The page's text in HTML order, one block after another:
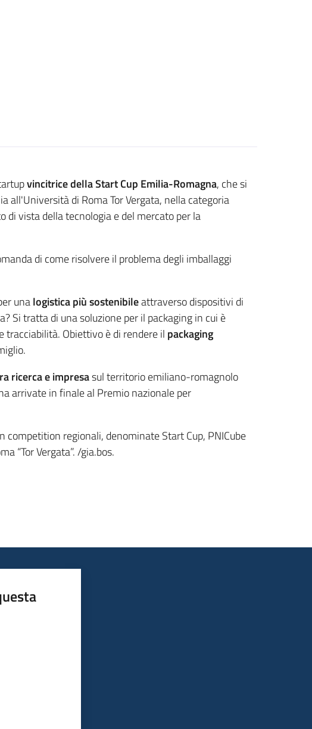
vincitrice della Start Cup Emilia-Romagna, che si
all'Università di Roma Tor Vergata, nella categoria
vista della tecnologia e del mercato per la
di come risolvere il problema degli imballaggi
unalogistica più sostenibileattraverso dispositivi di
Si tratta di una soluzione per il packaging in cui è
tracciabilità. Obiettivo è di rendere il packaging
ricerca e impresasul territorio emiliano-romagnolo
arrivate in finale al Premio nazionale per
competition regionali, denominate Start Cup, PNICube
“Tor Vergata”. /gia.bos.